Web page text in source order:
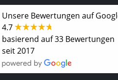
Unsere Bewertungen auf
4.7
basierend auf 33 Bewertungen
seit 2017